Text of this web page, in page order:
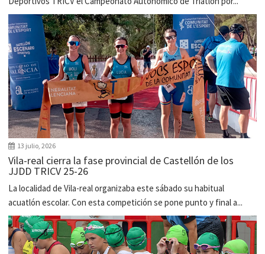
13 julio, 2026
Vila-real cierra la fase provincial de Castellón de los
JJDD TRICV 25-26
La localidad de Vila-real organizaba este sábado su habitual
acuatlón escolar. Con esta competición se pone punto y final a...